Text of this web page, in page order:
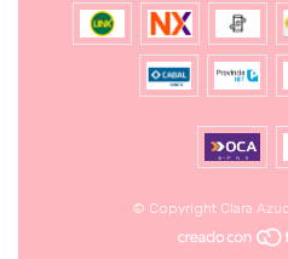
© Copyright Clara